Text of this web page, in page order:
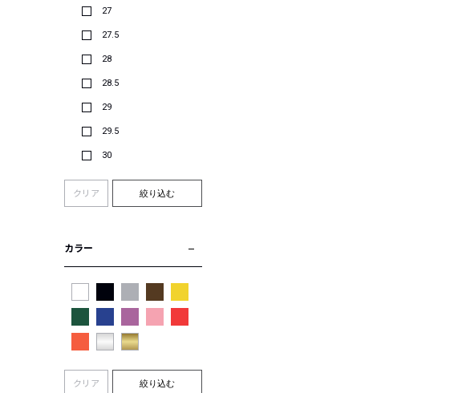
27
27.5
28
28.5
29
29.5
30
クリア 絞り込む
カラー
クリア 絞り込む